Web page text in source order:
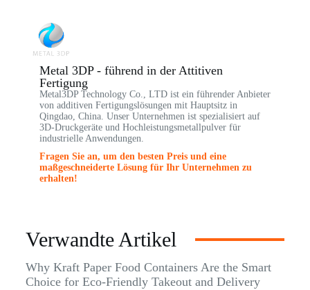
Metal 3DP - führend in der Attitiven
Fertigung
Metal3DP Technology Co., LTD ist ein führender Anbieter
von additiven Fertigungslösungen mit Hauptsitz in
Qingdao, China. Unser Unternehmen ist spezialisiert auf
3D-Druckgeräte und Hochleistungsmetallpulver für
industrielle Anwendungen.
Fragen Sie an, um den besten Preis und eine
maßgeschneiderte Lösung für Ihr Unternehmen zu
erhalten!
Verwandte Artikel
Why Kraft Paper Food Containers Are the Smart
Choice for Eco-Friendly Takeout and Delivery